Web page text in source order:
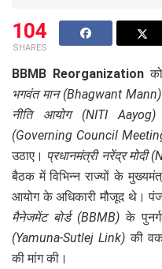
104
SHARES
BBMB Reorganization
भगवंत मान (Bhagwant Mann)
नीति आयोग (NITI Aayog)
(Governing Council
उठाए। प्रधानमंत्री नरेंद्र मोदी
बैठक में विभिन्न राज्यों के
आयोग के अधिकारी मौजूद थे।
मैनेजमेंट बोर्ड (BBMB)के
(Yamuna-Sutlej Link) की
की मांग की।